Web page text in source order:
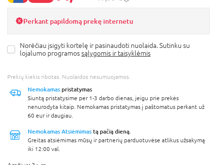
Perkant papildomą prekę internetu
Norėčiau įsigyti kortelę ir pasinaudoti nuolaida. Sutinku su
lojalumo programossąlygomis ir taisyklėmis
Prekių kiekis ribotas. Nuolaidos nesumuojamos.
Nemokamas pristatymas
Siuntą pristatysime per 1-3 darbo dienas, jeigu prie prekės
nenurodyta kitaip. Nemokamas pristatymas į paštomatus perkant už
60 eur ir daugiau.
Nemokamas Atsiėmimas tą pačią dieną.
Greitas atsiėmimas mūsų ir partnerių parduotuvėse atlikus užsakymą
iki 12:00 val.